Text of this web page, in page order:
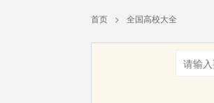
首页 > 全国高校大全